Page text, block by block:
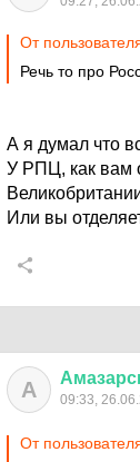
От
Речь то про
А я думал что
У РПЦ, как вам
Или вы
А 09:33,
От